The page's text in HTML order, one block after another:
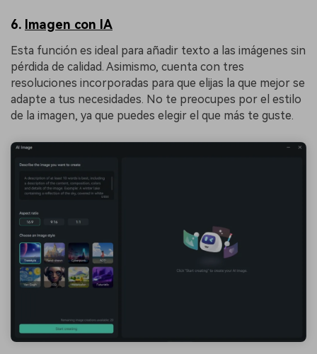
6. Imagen con IA
Esta función es ideal para añadir texto a las imágenes sin
pérdida de calidad. Asimismo, cuenta con tres
resoluciones incorporadas para que elijas la que mejor se
adapte a tus necesidades. No te preocupes por el estilo
de la imagen, ya que puedes elegir el que más te guste.